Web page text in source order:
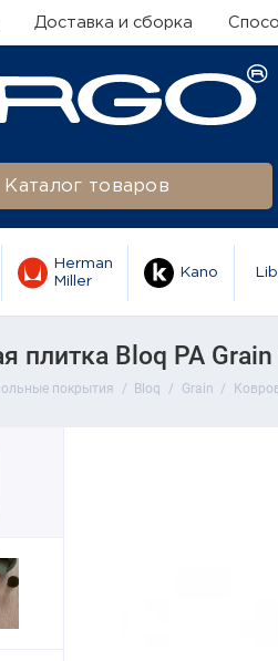
Доставка и сборка
Каталог товаров
Herman
Miller
Kano
плитка Bloq PA
покрытия Bloq Grain